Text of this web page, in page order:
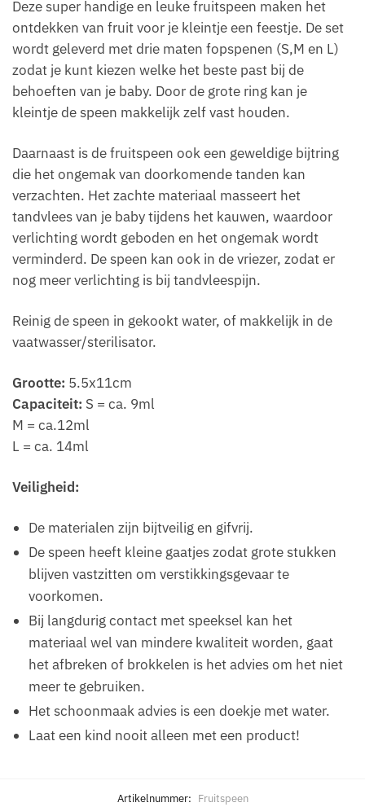
Deze super handige en leuke fruitspeen maken het
ontdekken van fruit voor je kleintje een feestje. De set
wordt geleverd met drie maten fopspenen (S,M en L)
zodat je kunt kiezen welke het beste past bij de
behoeften van je baby. Door de grote ring kan je
kleintje de speen makkelijk zelf vast houden.
Daarnaast is de fruitspeen ook een geweldige bijtring
die het ongemak van doorkomende tanden kan
verzachten. Het zachte materiaal masseert het
tandvlees van je baby tijdens het kauwen, waardoor
verlichting wordt geboden en het ongemak wordt
verminderd. De speen kan ook in de vriezer, zodat er
nog meer verlichting is bij tandvleespijn.
Reinig de speen in gekookt water, of makkelijk in de
vaatwasser/sterilisator.
Grootte: 5.5x11cm
Capaciteit: S = ca. 9ml
M = ca.12ml
L = ca. 14ml
Veiligheid:
De materialen zijn bijtveilig en gifvrij.
De speen heeft kleine gaatjes zodat grote stukken
blijven vastzitten om verstikkingsgevaar te
voorkomen.
Bij langdurig contact met speeksel kan het
materiaal wel van mindere kwaliteit worden, gaat
het afbreken of brokkelen is het advies om het niet
meer te gebruiken.
Het schoonmaak advies is een doekje met water.
Laat een kind nooit alleen met een product!
Artikelnummer: Fruitspeen